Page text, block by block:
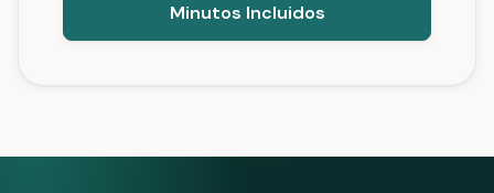
Minutos Incluidos